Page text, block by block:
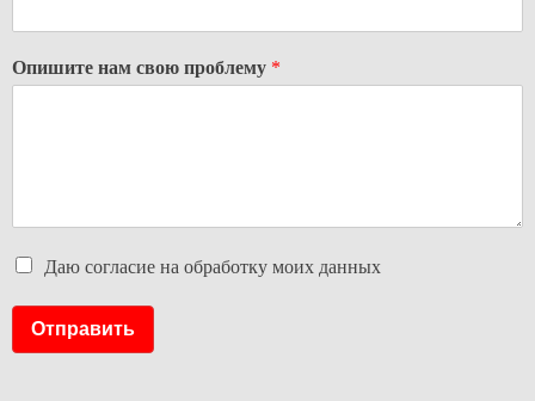
Опишите нам свою проблему *
Даю согласие на обработку моих данных
Отправить